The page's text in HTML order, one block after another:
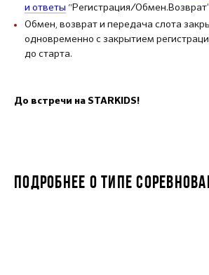
и ответы “Регистрация/
Обмен, возврат и передача слота
одновременно с закрытием
до старта.
До встречи на STARKIDS!
ПОДРОБНЕЕ О ТИПЕ